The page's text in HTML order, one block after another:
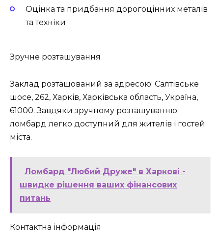
Оцінка та придбання дорогоцінних металів
та техніки
Зручне розташування
Заклад розташований за адресою: Салтівське
шосе, 262, Харків, Харківська область, Україна,
61000. Завдяки зручному розташуванню
ломбард легко доступний для жителів і гостей
міста.
Ломбард "Любий Друже" в Харкові -
швидке рішення ваших фінансових
питань
Контактна інформація